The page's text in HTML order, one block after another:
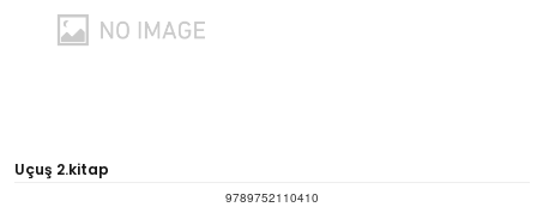
Uçuş 2.kitap
9789752110410